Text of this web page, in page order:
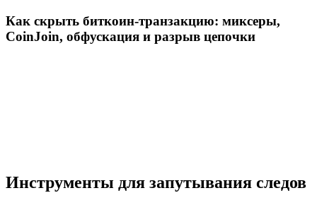
Как скрыть биткоин-транзакцию: миксеры,
CoinJoin, обфускация и разрыв цепочки
Инструменты для запутывания следов